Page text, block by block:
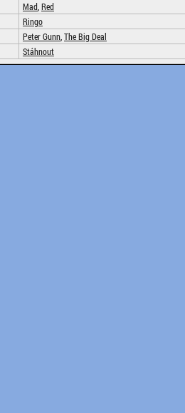
Mad Red
Ringo
Peter Gunn The Big Deal
Stáhnout